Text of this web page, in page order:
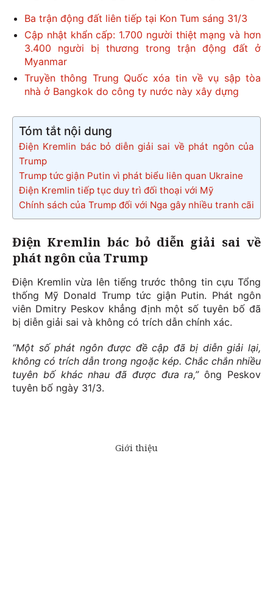
Ba trận động đất liên tiếp tại Kon Tum sáng 31/3
Cập nhật khẩn cấp: 1.700 người thiệt mạng và hơn
3.400 người bị thương trong trận động đất ở
Myanmar
Truyền thông Trung Quốc xóa tin về vụ sập tòa
nhà ở Bangkok do công ty nước này xây dựng
Tóm tắt nội dung
Điện Kremlin bác bỏ diễn giải sai về phát ngôn của
Trump
Trump tức giận Putin vì phát biểu liên quan Ukraine
Điện Kremlin tiếp tục duy trì đối thoại với Mỹ
Chính sách của Trump đối với Nga gây nhiều tranh cãi
Điện Kremlin bác bỏ diễn giải sai về
phát ngôn của Trump
Điện Kremlin vừa lên tiếng trước thông tin cựu Tổng
thống Mỹ Donald Trump tức giận Putin. Phát ngôn
viên Dmitry Peskov khẳng định một số tuyên bố đã
bị diễn giải sai và không có trích dẫn chính xác.
“Một số phát ngôn được đề cập đã bị diễn giải lại,
không có trích dẫn trong ngoặc kép. Chắc chắn nhiều
tuyên bố khác nhau đã được đưa ra,”ông Peskov
tuyên bố ngày 31/3.